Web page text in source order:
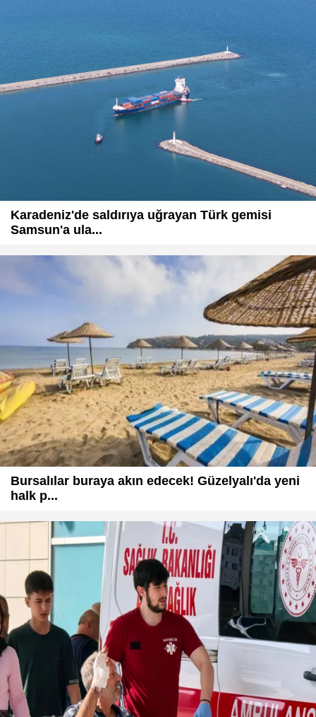
Karadeniz'de saldırıya uğrayan Türk gemisi
Samsun'a ula...
Bursalılar buraya akın edecek! Güzelyalı'da yeni
halk p...